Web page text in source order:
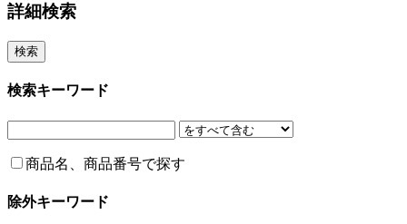
詳細検索
検索キーワード
商品名、商品番号で探す
除外キーワード